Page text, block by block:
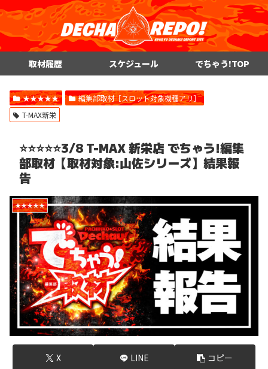
取材履歴 スケジュール でちゃう!TOP
★★★★★
編集部取材［スロット対象機種アリ］
T-MAX新栄
⭐️⭐️⭐️⭐️⭐️3/8 T-MAX 新栄店 でちゃう!編集
部取材【取材対象:山佐シリーズ】結果報
告
★★★★★
X LINE コピー